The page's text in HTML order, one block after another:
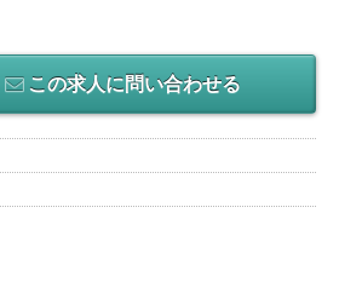
この求人に問い合わせる